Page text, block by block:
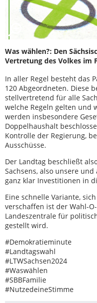
Was wählen?: Den
Vertretung des Volkes im
In aller Regel besteht das
120 Abgeordneten. Diese
stellvertretend für alle
welche Regeln gelten und
werden insbesondere
Doppelhaushalt
Kontrolle der Regierung,
Ausschüsse.
Der Landtag beschließt
Sachsens, also unsere
ganz klar Investitionen in
Eine schnelle Variante,
verschaffen ist der Wahl-
Landeszentrale für
gestellt wird.
#Demokratieminute
#Landtagswahl
#LTWSachsen2024
#Waswählen
#SBBFamilie
#NutzedeineStimme